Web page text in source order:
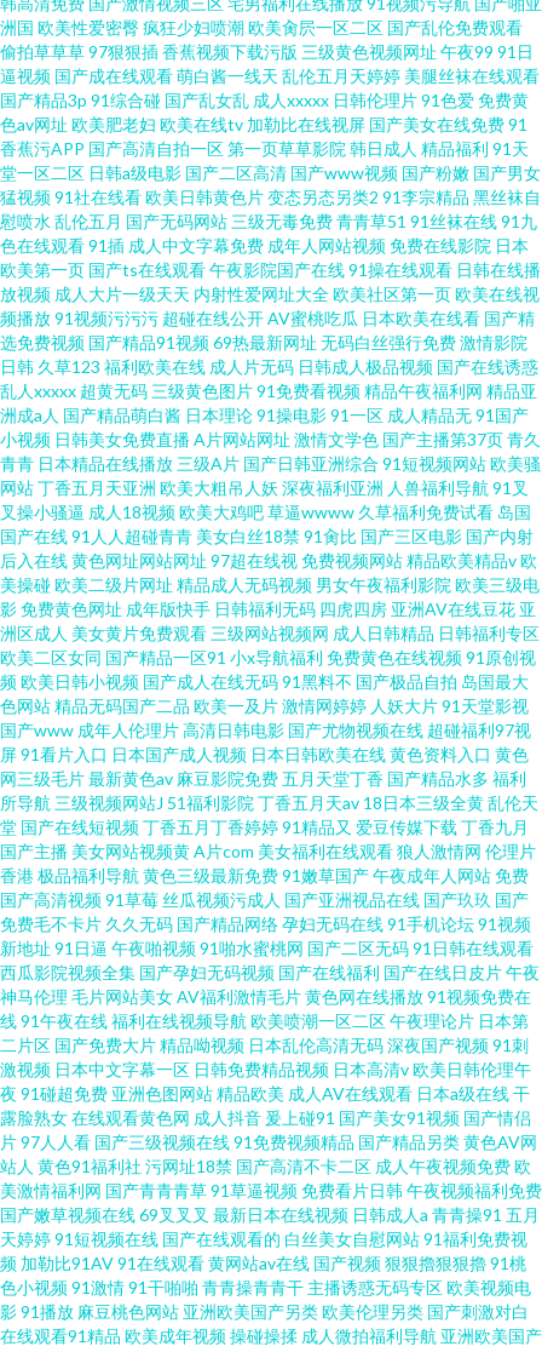
洲国 欧美性爱密臀疯狂少妇喷潮欧美肏屄一区二区 国产乱伦免费观看
偷拍草草草97狠狠插香蕉视频下载污版 三级黄色视频网址 午夜99 91日
逼视频 国产成在线观看萌白酱一线天 乱伦五月天婷婷 美腿丝袜在线观看
国产精品3p 91综合碰 国产乱女乱 成人xxxxx 日韩伦理片91色爱免费黄
色av网址 欧美肥老妇 欧美在线tv 加勒比在线视屏 国产美女在线免费91
香蕉污APP 国产高清自拍一区第一页草草影院 韩日成人 精品福利 91天
堂一区二区 日韩a级电影 国产二区高清 国产www视频 国产粉嫩 国产男女
猛视频91社在线看欧美日韩黄色片变态另态另类2 91李宗精品 黑丝袜自
慰喷水 乱伦五月 国产无码网站 三级无毒免费青青草51 91丝袜在线91九
色在线观看91插 成人中文字幕免费 成年人网站视频免费在线影院 日本
欧美第一页 国产ts在线观看午夜影院国产在线91操在线观看 日韩在线播
放视频 成人大片一级天天 内射性爱网址大全欧美社区第一页欧美在线视
频播放91视频污污污 超碰在线公开AV蜜桃吃瓜 日本欧美在线看 国产精
选免费视频 国产精品91视频69热最新网址 无码白丝强行免费激情影院
日韩 久草123 福利欧美在线 成人片无码 日韩成人极品视频 国产在线诱惑
乱人xxxxx 超黄无码 三级黄色图片91免费看视频精品午夜福利网 精品亚
洲成a人 国产精品萌白酱 日本理论91操电影91一区 成人精品无91国产
小视频 日韩美女免费直播A片网站网址 激情文学色 国产主播第37页青久
青青 日本精品在线播放 三级A片 国产日韩亚洲综合 91短视频网站欧美骚
网站丁香五月天亚洲 欧美大粗吊人妖 深夜福利亚洲 人兽福利导航 91叉
叉操小骚逼 成人18视频欧美大鸡吧草逼wwww 久草福利免费试看 岛国
国产在线91人人超碰青青 美女白丝18禁91肏比 国产三区电影 国产内射
后入在线黄色网址网站网址 97超在线视免费视频网站精品欧美精品v欧
美操碰欧美二级片网址 精品成人无码视频 男女午夜福利影院 欧美三级电
影免费黄色网址 成年版快手 日韩福利无码 四虎四房 亚洲AV在线豆花 亚
洲区成人 美女黄片免费观看 三级网站视频网 成人日韩精品 日韩福利专区
欧美二区女同 国产精品一区91 小x导航福利 免费黄色在线视频91原创视
频欧美日韩小视频 国产成人在线无码91黑料不 国产极品自拍 岛国最大
色网站精品无码国产二品 欧美一及片激情网婷婷 人妖大片91天堂影视
国产www 成年人伦理片高清日韩电影 国产尤物视频在线 超碰福利97视
屏91看片入口 日本国产成人视频 日本日韩欧美在线黄色资料入口 黄色
网三级毛片最新黄色av 麻豆影院免费五月天堂丁香 国产精品水多 福利
所导航 三级视频网站J 51福利影院 丁香五月天av 18日本三级全黄乱伦天
堂 国产在线短视频丁香五月丁香婷婷91精品又 爱豆传媒下载 丁香九月
国产主播 美女网站视频黄A片com 美女福利在线观看狼人激情网 伦理片
香港极品福利导航 黄色三级最新免费91嫩草国产午夜成年人网站免费
国产高清视频91草莓丝瓜视频污成人 国产亚洲视品在线 国产玖玖 国产
免费毛不卡片 久久无码 国产精品网络孕妇无码在线91手机论坛91视频
新地址 91日逼 午夜啪视频91啪水蜜桃网 国产二区无码91日韩在线观看
西瓜影院视频全集 国产孕妇无码视频 国产在线福利 国产在线日皮片午夜
神马伦理 毛片网站美女AV福利激情毛片黄色网在线播放91视频免费在
线91午夜在线福利在线视频导航 欧美喷潮一区二区午夜理论片 日本第
二片区 国产免费大片精品呦视频 日本乱伦高清无码深夜国产视频91刺
激视频 日本中文字幕一区 日韩免费精品视频 日本高清v欧美日韩伦理午
夜 91碰超免费 亚洲色图网站精品欧美 成人AV在线观看 日本a级在线干
露脸熟女在线观看黄色网 成人抖音 爰上碰91 国产美女91视频 国产情侣
片97人人看 国产三级视频在线91免费视频精品 国产精品另类黄色AV网
站人 黄色91福利社 污网址18禁 国产高清不卡二区 成人午夜视频免费欧
美激情福利网 国产青青青草91草逼视频免费看片日韩午夜视频福利免费
国产嫩草视频在线69叉叉叉 最新日本在线视频 日韩成人a 青青操91 五月
天婷婷91短视频在线 国产在线观看的 白丝美女自慰网站91福利免费视
频 加勒比91AV91在线观看黄网站av在线 国产视频狠狠擼狠狠擼91桃
色小视频91激情91干啪啪 青青操青青干 主播诱惑无码专区欧美视频电
影91播放 麻豆桃色网站 亚洲欧美国产另类欧美伦理另类 国产刺激对白
在线观看91精品 欧美成年视频操碰操揉 成人微拍福利导航 亚洲欧美国产